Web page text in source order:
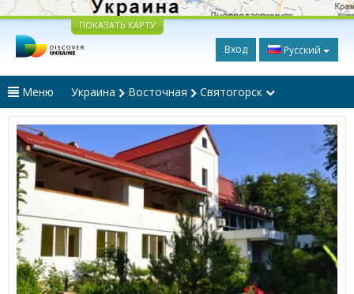
ПОКАЗАТЬ КАРТУ
Вход Русский
Меню Украина Восточная Святогорск